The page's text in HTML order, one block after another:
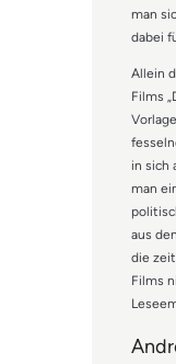
man
dabei
Allein
Films
in sich
man
aus
die
Films